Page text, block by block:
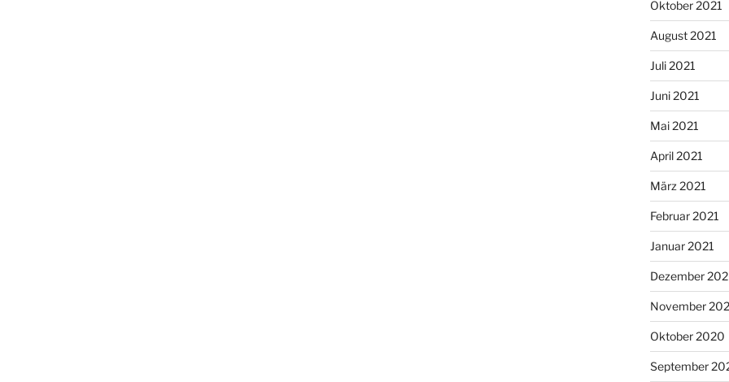
Oktober 2021
August 2021
Juli 2021
Juni 2021
Mai 2021
April 2021
März 2021
Februar 2021
Januar 2021
Dezember
November
Oktober 2020
September